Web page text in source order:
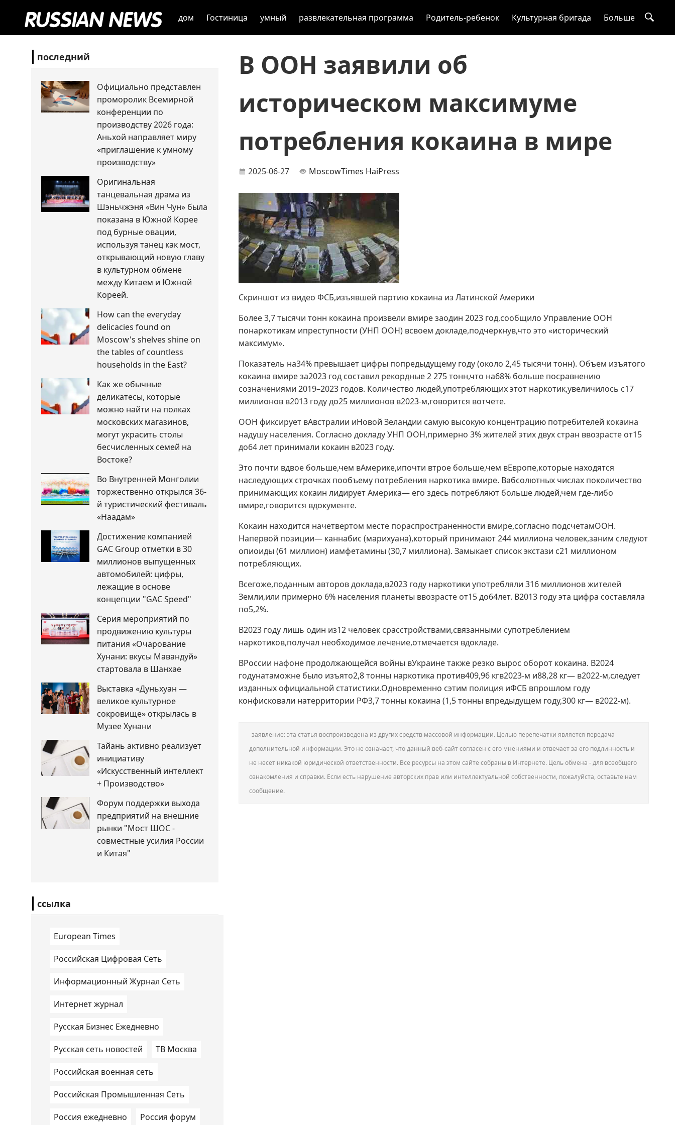
дом Гостиница умный развлекательная программа Родитель-ребенок Культурная бригада Больше
последний
Официально представлен
проморолик Всемирной
конференции по
производству 2026 года:
Аньхой направляет миру
«приглашение к умному
производству»
Оригинальная
танцевальная драма из
Шэньчжэня «Вин Чун» была
показана в Южной Корее
под бурные овации,
используя танец как мост,
открывающий новую главу
в культурном обмене
между Китаем и Южной
Кореей.
How can the everyday
delicacies found on
Moscow's shelves shine on
the tables of countless
households in the East?
Как же обычные
деликатесы, которые
можно найти на полках
московских магазинов,
могут украсить столы
бесчисленных семей на
Востоке?
Во Внутренней Монголии
торжественно открылся 36-
й туристический фестиваль
«Наадам»
Достижение компанией
GAC Group отметки в 30
миллионов выпущенных
автомобилей: цифры,
лежащие в основе
концепции "GAC Speed"
Серия мероприятий по
продвижению культуры
питания «Очарование
Хунани: вкусы Мавандуй»
стартовала в Шанхае
Выставка «Дуньхуан —
великое культурное
сокровище» открылась в
Музее Хунани
Тайань активно реализует
инициативу
«Искусственный интеллект
+ Производство»
Форум поддержки выхода
предприятий на внешние
рынки "Мост ШОС -
совместные усилия России
и Китая"
ссылка
European Times
Российская Цифровая Сеть
Информационный Журнал Сеть
Интернет журнал
Русская Бизнес Ежедневно
Русская сеть новостей ТВ Москва
Российская военная сеть
Российская Промышленная Сеть
Россия ежедневно Россия форум
В ООН заявили об
историческом максимуме
потребления кокаина в мире
2025-06-27 MoscowTimes HaiPress
Скриншот из видео ФСБ,изъявшей партию кокаина из Латинской Америки
Более 3,7 тысячи тонн кокаина произвели вмире заодин 2023 год,сообщило Управление ООН
понаркотикам ипреступности (УНП ООН) всвоем докладе,подчеркнув,что это «исторический
максимум».
Показатель на34% превышает цифры попредыдущему году (около 2,45 тысячи тонн). Объем изъятого
кокаина вмире за2023 год составил рекордные 2 275 тонн,что на68% больше посравнению
созначениями 2019–2023 годов. Количество людей,употребляющих этот наркотик,увеличилось с17
миллионов в2013 году до25 миллионов в2023-м,говорится вотчете.
ООН фиксирует вАвстралии иНовой Зеландии самую высокую концентрацию потребителей кокаина
надушу населения. Согласно докладу УНП ООН,примерно 3% жителей этих двух стран ввозрасте от15
до64 лет принимали кокаин в2023 году.
Это почти вдвое больше,чем вАмерике,ипочти втрое больше,чем вЕвропе,которые находятся
наследующих строчках пообъему потребления наркотика вмире. Вабсолютных числах поколичество
принимающих кокаин лидирует Америка— его здесь потребляют больше людей,чем где-либо
вмире,говорится вдокументе.
Кокаин находится начетвертом месте пораспространенности вмире,согласно подсчетамООН.
Напервой позиции— каннабис (марихуана),который принимают 244 миллиона человек,заним следуют
опиоиды (61 миллион) иамфетамины (30,7 миллиона). Замыкает список экстази с21 миллионом
потребляющих.
Всегоже,поданным авторов доклада,в2023 году наркотики употребляли 316 миллионов жителей
Земли,или примерно 6% населения планеты ввозрасте от15 до64лет. В2013 году эта цифра составляла
по5,2%.
В2023 году лишь один из12 человек срасстройствами,связанными супотреблением
наркотиков,получал необходимое лечение,отмечается вдокладе.
ВРоссии нафоне продолжающейся войны вУкраине также резко вырос оборот кокаина. В2024
годунатаможне было изъято2,8 тонны наркотика против409,96 кгв2023-м и88,28 кг— в2022-м,следует
изданных официальной статистики.Одновременно сэтим полиция иФСБ впрошлом году
конфисковали натерритории РФ3,7 тонны кокаина (1,5 тонны впредыдущем году,300 кг— в2022-м).
заявление: эта статья воспроизведена из других средств массовой информации. Целью перепечатки является передача
дополнительной информации. Это не означает, что данный веб-сайт согласен с его мнениями и отвечает за его подлинность и
не несет никакой юридической ответственности. Все ресурсы на этом сайте собраны в Интернете. Цель обмена - для всеобщего
ознакомления и справки. Если есть нарушение авторских прав или интеллектуальной собственности, пожалуйста, оставьте нам
сообщение.